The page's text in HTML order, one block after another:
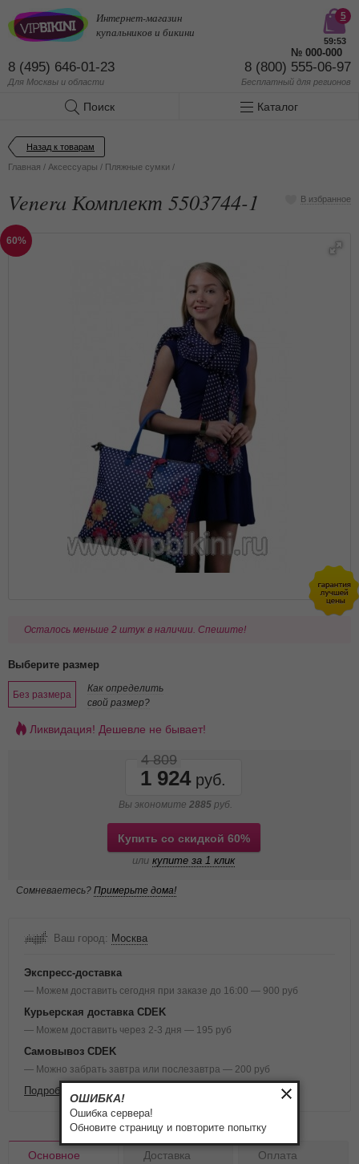
Интернет-магазин
купальников и бикини
8 (495) 646-01-23
Для Москвы и области
8 (800) 555-06-97
Бесплатный для регионов
5
59:53
№ 000-000
Поиск Каталог
Назад к товарам
Главная / Аксессуары / Пляжные сумки /
Venera Комплект 5503744-1 В избранное
60%
Осталось меньше 2 штук в наличии. Спешите!
Выберите размер
Без размера
Как определить
свой размер?
Ликвидация! Дешевле не бывает!
1 924
4 809
Вы экономите 2885 руб.
Купить со скидкой 60%
или купите за 1 клик
Сомневаетесь? Примерьте дома!
Ваш город: Москва
Экспресс-доставка
— Можем доставить сегодня при заказе до 16:00 — 900 руб
Курьерская доставка CDEK
— Можем доставить через 2-3 дня — 195 руб
Самовывоз CDEK
— Можно забрать завтра или послезавтра — 200 руб
Подробнее о доставке и оплате
Основное Доставка Оплата
ОШИБКА!
Ошибка сервера!
Обновите страницу и повторите попытку